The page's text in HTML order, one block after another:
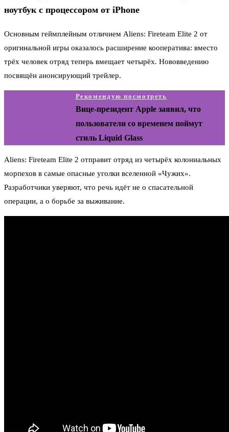
ноутбук с процессором от iPhone
Основным геймплейным отличием Aliens: Fireteam Elite 2 от
оригинальной игры оказалось расширение кооператива: вместо
трёх человек отряд теперь вмещает четырёх. Нововведению
посвящён анонсирующий трейлер.
Рекомендую посмотреть
Вице-президент Apple заявил, что
пользователи со временем поймут
стиль Liquid Glass
Aliens: Fireteam Elite 2 отправит отряд из четырёх колониальных
морпехов в самые опасные уголки вселенной «Чужих».
Разработчики уверяют, что речь идёт не о спасательной
операции, а о борьбе за выживание.